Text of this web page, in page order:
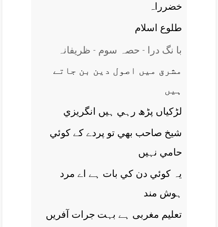
خضرراہ
طلوع اسلام
با نگ درا - حصہ سوم - ظریفانہ
مشرق ميں اصول دين بن جاتے
ہيں
لڑکياں پڑھ رہي ہيں انگريزي
شيخ صاحب بھي تو پردے کے کوئي
حامي نہيں
يہ کوئي دن کي بات ہے اے مرد
ہوش مند
تعليم مغربی ہے بہت جرات آفريں